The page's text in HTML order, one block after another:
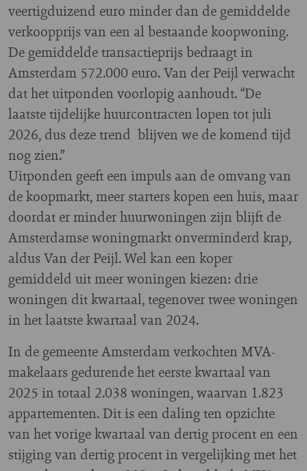
veertigduizend euro minder dan de gemiddelde
verkoopprijs van een al bestaande koopwoning.
De gemiddelde transactieprijs bedraagt in
Amsterdam 572.000 euro. Van der Peijl verwacht
dat het uitponden voorlopig aanhoudt. “De
laatste tijdelijke huurcontracten lopen tot juli
2026, dus deze trend blijven we de komend tijd
nog zien.”
Uitponden geeft een impuls aan de omvang van
de koopmarkt, meer starters kopen een huis, maar
doordat er minder huurwoningen zijn blijft de
Amsterdamse woningmarkt onverminderd krap,
aldus Van der Peijl. Wel kan een koper
gemiddeld uit meer woningen kiezen: drie
woningen dit kwartaal, tegenover twee woningen
in het laatste kwartaal van 2024.
In de gemeente Amsterdam verkochten MVA-
makelaars gedurende het eerste kwartaal van
2025 in totaal 2.038 woningen, waarvan 1.823
appartementen. Dit is een daling ten opzichte
van het vorige kwartaal van dertig procent en een
stijging van dertig procent in vergelijking met het